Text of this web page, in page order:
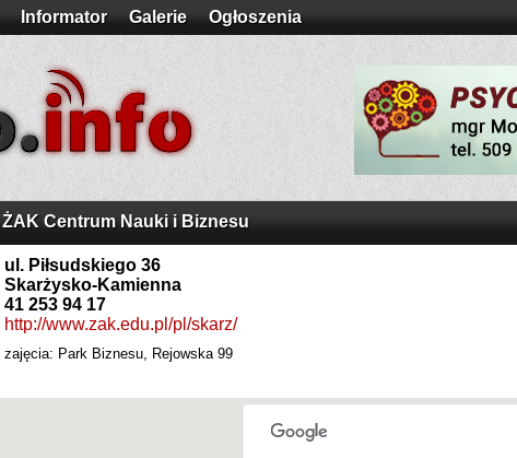
Informator Galerie Ogłoszenia
ŻAK Centrum Nauki i Biznesu
ul. Piłsudskiego 36
Skarżysko-Kamienna
41 253 94 17
http://www.zak.edu.pl/pl/skarz/
zajęcia: Park Biznesu, Rejowska 99